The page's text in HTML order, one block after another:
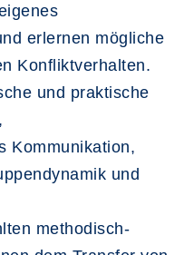
erlernen mögliche
Konfliktverhalten.
und praktische
Kommunikation,
und
methodisch-